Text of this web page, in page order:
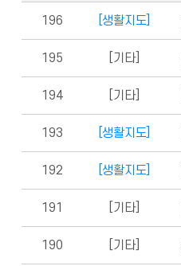
196 [생활지도]
195 [기타]
194 [기타]
193 [생활지도]
192 [생활지도]
191 [기타]
190 [기타]